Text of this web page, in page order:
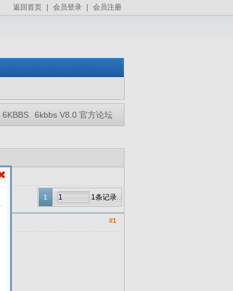
返回首页 会员登录 会员注册
6KBBS 6kbbs V8.0 官方论坛
1 1条记录
#1